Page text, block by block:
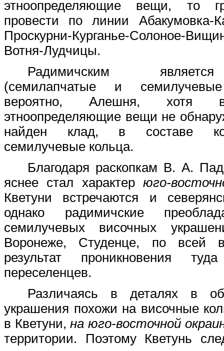
этноопределяющие вещи, то
провести по линии Абакумовка-
Проскурни-Курганье-Солоное-
Вотня-Лудчицы.
Радимичским
(семилапчатые и
вероятно, Алешня, хотя
этноопределяющие вещи не
найден клад, в составе
семилучевые кольца.
Благодаря раскопкам В. А.
яснее стал характер юго-
Кветуни встречаются и
однако радимичские
семилучевых височных
Воронеже, Студенце, по всей
результат проникновения
переселенцев.
Различаясь в деталях в
украшения похожи на височные
в Кветуни,на юго-восточной
территории. Поэтому Кветунь